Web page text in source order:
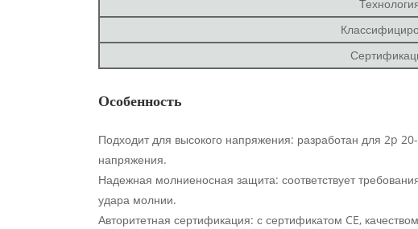
Особенность
Подходит для высокого напряжения: разработан для 2p
напряжения.
Надежная молниеносная защита: соответствует
удара молнии.
Авторитетная сертификация: с сертификатом CE,